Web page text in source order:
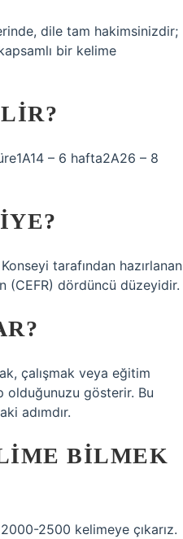
dile tam hakimsinizdir;
bir kelime
– 6 hafta2A26 – 8
tarafından hazırlanan
(CEFR) dördüncü düzeyidir.
çalışmak veya eğitim
olduğunuzu gösterir. Bu
adımdır.
BILMEK
2500 kelimeye çıkarız.